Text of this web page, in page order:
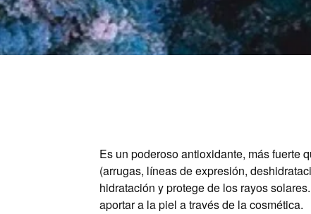
Es un poderoso antioxidante, más fuerte
(arrugas, líneas de expresión,
hidratación y protege de los rayos
aportar a la piel a través de la cosmética.